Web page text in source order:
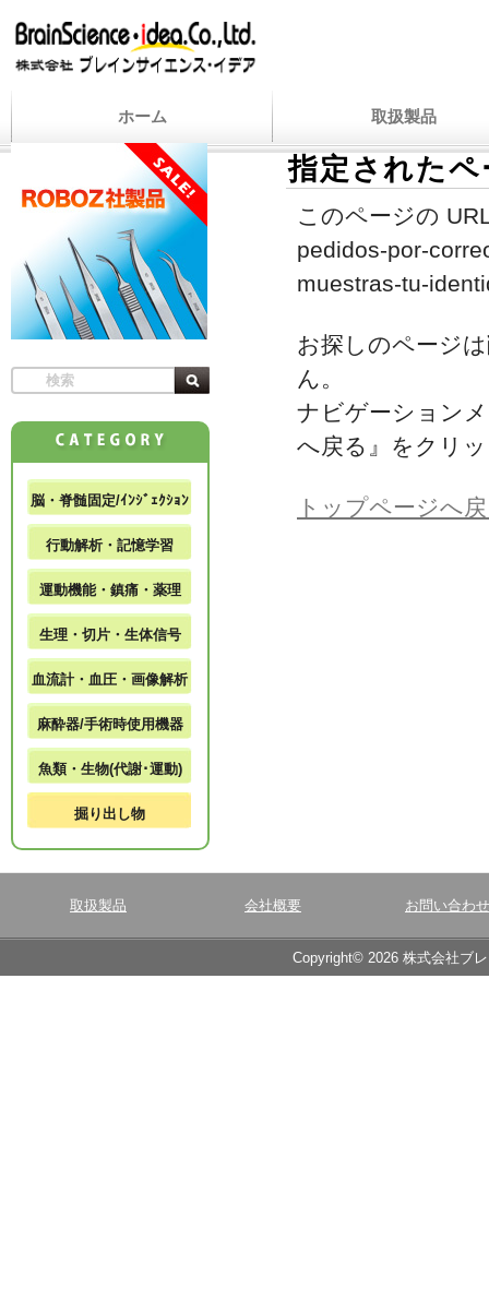
ホーム 取扱製品
指定された
このページの
pedidos-por-
muestras-tu-
お探しのページ
ん。
ナビゲーション
へ戻る』をクリ
トップページへ
脳・脊髄固定/ｲﾝｼﾞｪｸｼｮﾝ
行動解析・記憶学習
運動機能・鎮痛・薬理
生理・切片・生体信号
血流計・血圧・画像解析
麻酔器/手術時使用機器
魚類・生物(代謝･運動)
掘り出し物
取扱製品 会社概要 お問い合わせ
Copyright© 2026 株式会社ブ